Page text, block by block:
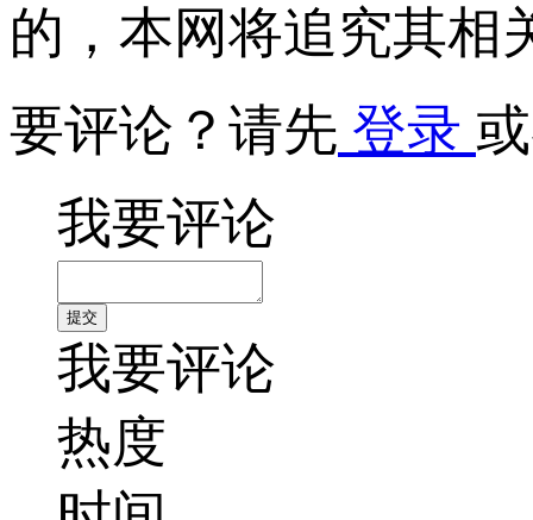
的，本网将追究其相
要评论？请先 登录
我要评论
我要评论
热度